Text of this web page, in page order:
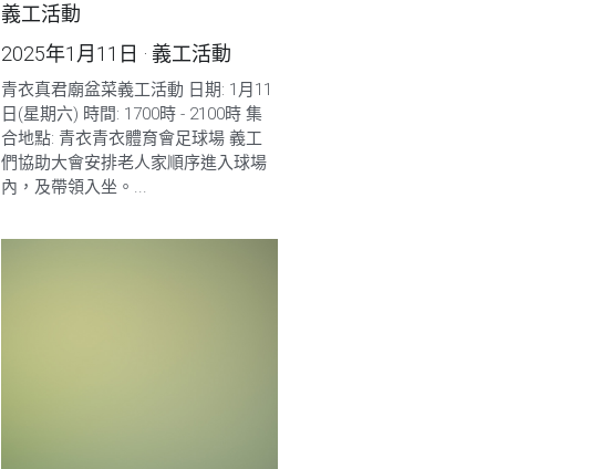
義工活動
2025年1月11日 · 義工活動
青衣真君廟盆菜義工活動 日期: 1月11
日(星期六) 時間: 1700時 - 2100時 集
合地點: 青衣青衣體育會足球場 義工
們協助大會安排老人家順序進入球場
內，及帶領入坐。...